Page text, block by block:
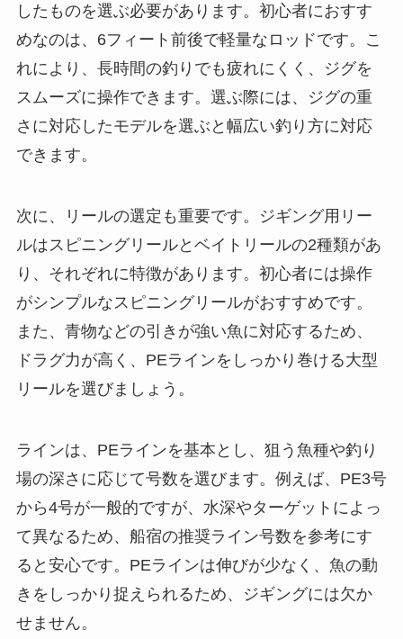
したものを選ぶ必要があります。初心者におすす
めなのは、6フィート前後で軽量なロッドです。こ
れにより、長時間の釣りでも疲れにくく、ジグを
スムーズに操作できます。選ぶ際には、ジグの重
さに対応したモデルを選ぶと幅広い釣り方に対応
できます。
次に、リールの選定も重要です。ジギング用リー
ルはスピニングリールとベイトリールの2種類があ
り、それぞれに特徴があります。初心者には操作
がシンプルなスピニングリールがおすすめです。
また、青物などの引きが強い魚に対応するため、
ドラグ力が高く、PEラインをしっかり巻ける大型
リールを選びましょう。
ラインは、PEラインを基本とし、狙う魚種や釣り
場の深さに応じて号数を選びます。例えば、PE3号
から4号が一般的ですが、水深やターゲットによっ
て異なるため、船宿の推奨ライン号数を参考にす
ると安心です。PEラインは伸びが少なく、魚の動
きをしっかり捉えられるため、ジギングには欠か
せません。